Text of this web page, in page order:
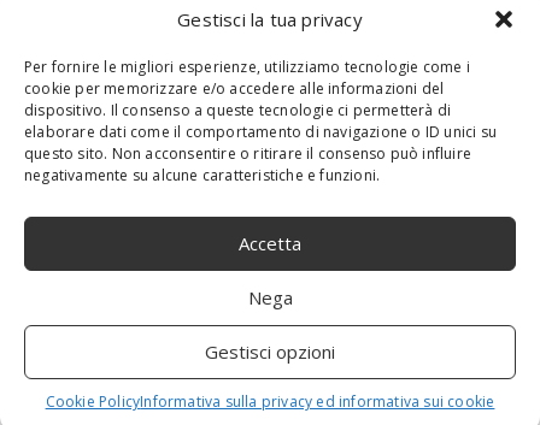
Gestisci la tua privacy
Per fornire le migliori esperienze, utilizziamo tecnologie come i
cookie per memorizzare e/o accedere alle informazioni del
dispositivo. Il consenso a queste tecnologie ci permetterà di
elaborare dati come il comportamento di navigazione o ID unici su
questo sito. Non acconsentire o ritirare il consenso può influire
negativamente su alcune caratteristiche e funzioni.
Accetta
Nega
Gestisci opzioni
Cookie PolicyInformativa sulla privacy ed informativa sui cookie
sono tutti aspetti che, nel concreto, possono aiutare
attivamente a migliorare la Patient Experience sia dal lato di
chi offre le prestazioni medico sanitarie sia da quello di chi
ne usufruisce.